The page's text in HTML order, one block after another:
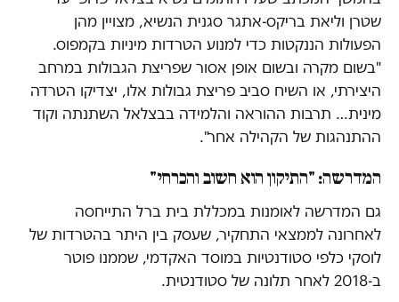
שטרן וליאת בריקס-אתגר סגנית הנשיא, מצויין מהן
הפעולות הננקטות כדי למנוע הטרדות מיניות בקמפוס.
"בשום מקרה ובשום אופן אסור שפריצת הגבולות במרחב
היצירתי, או השיח סביב פריצת גבולות אלו, יצדיקו הטרדה
מינית… תרבות ההוראה והלמידה בבצלאל השתנתה וקוד
ההתנהגות של הקהילה אחר".
המדרשה: "התיקון הוא חשוב והכרחי"
גם המדרשה לאומנות במכללת בית ברל התייחסה
לאחרונה לממצאי התחקיר, שעסק בין היתר בהטרדות של
לוסקי כלפי סטודנטיות במוסד האקדמי, שממנו פוטר
ב-2018 לאחר תלונה של סטודנטית.